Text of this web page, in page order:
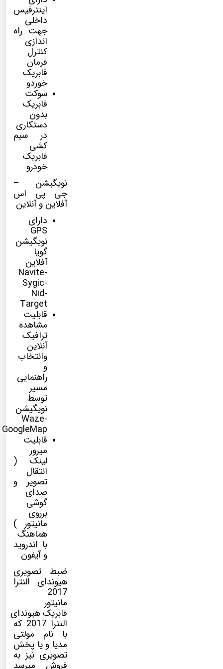
اینترفیس
داخلی
جهت راه
اندازی
کنترل
فرمان
فابریک
خوردو
سوکت
فابریک
بدون
دستکاری
در سیم
کشی
فابریک
خودرو
نویگیشن –
جی پی اس
آفلاین و آنلاین
دارای
GPS
نویگیشن
گویا
آفلاین
Navite-
Sygic-
Nid-
Target
قابلیت
مشاهده
ترافیک
آنلاین
وانتخاب
و
راهنمایی
مسیر
توسط
نویگیشن
Waze-
GoogleMap
قابلیت
میرور
لینک (
انتقال
تصویر و
صدای
گوشی
برروی
مانیتور )
هماهنگ
با اندروید
و آیفون
ضبط تصویری
هیوندای النترا
2017
مانیتور
فابریک هیوندای
النترا 2017 که
با نام مولتی
مدیا و یا پخش
تصویری نیز به
فروش میرسد